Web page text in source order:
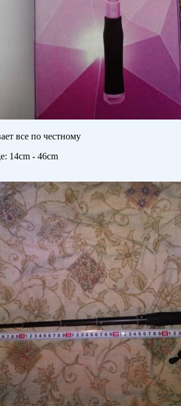
все по честному
14cm - 46cm